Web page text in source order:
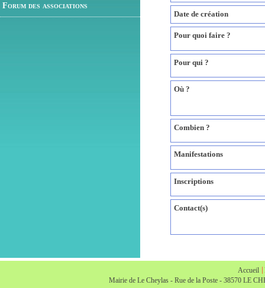
Forum des associations
Date de création
Pour quoi faire ?
Pour qui ?
Où ?
Combien ?
Manifestations
Inscriptions
Contact(s)
Accueil
Mairie de Le Cheylas - Rue de la Poste - 38570 LE